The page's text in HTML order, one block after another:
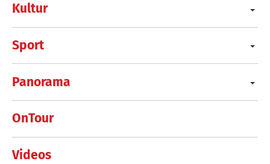
Kultur
Sport
Panorama
OnTour
Videos